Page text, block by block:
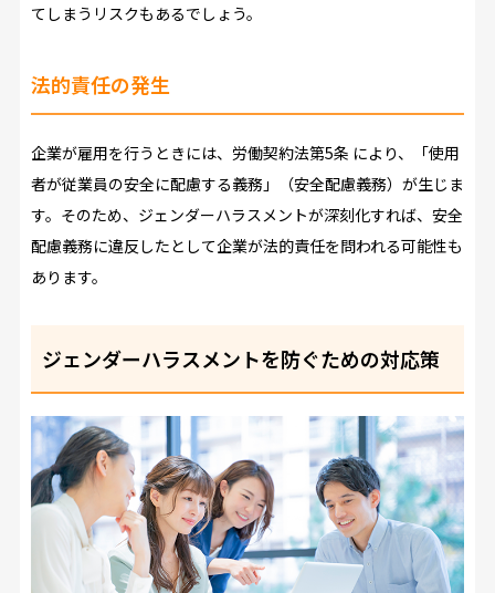
てしまうリスクもあるでしょう。
法的責任の発生
企業が雇用を行うときには、労働契約法第5条 により、「使用
者が従業員の安全に配慮する義務」（安全配慮義務）が生じま
す。そのため、ジェンダーハラスメントが深刻化すれば、安全
配慮義務に違反したとして企業が法的責任を問われる可能性も
あります。
ジェンダーハラスメントを防ぐための対応策